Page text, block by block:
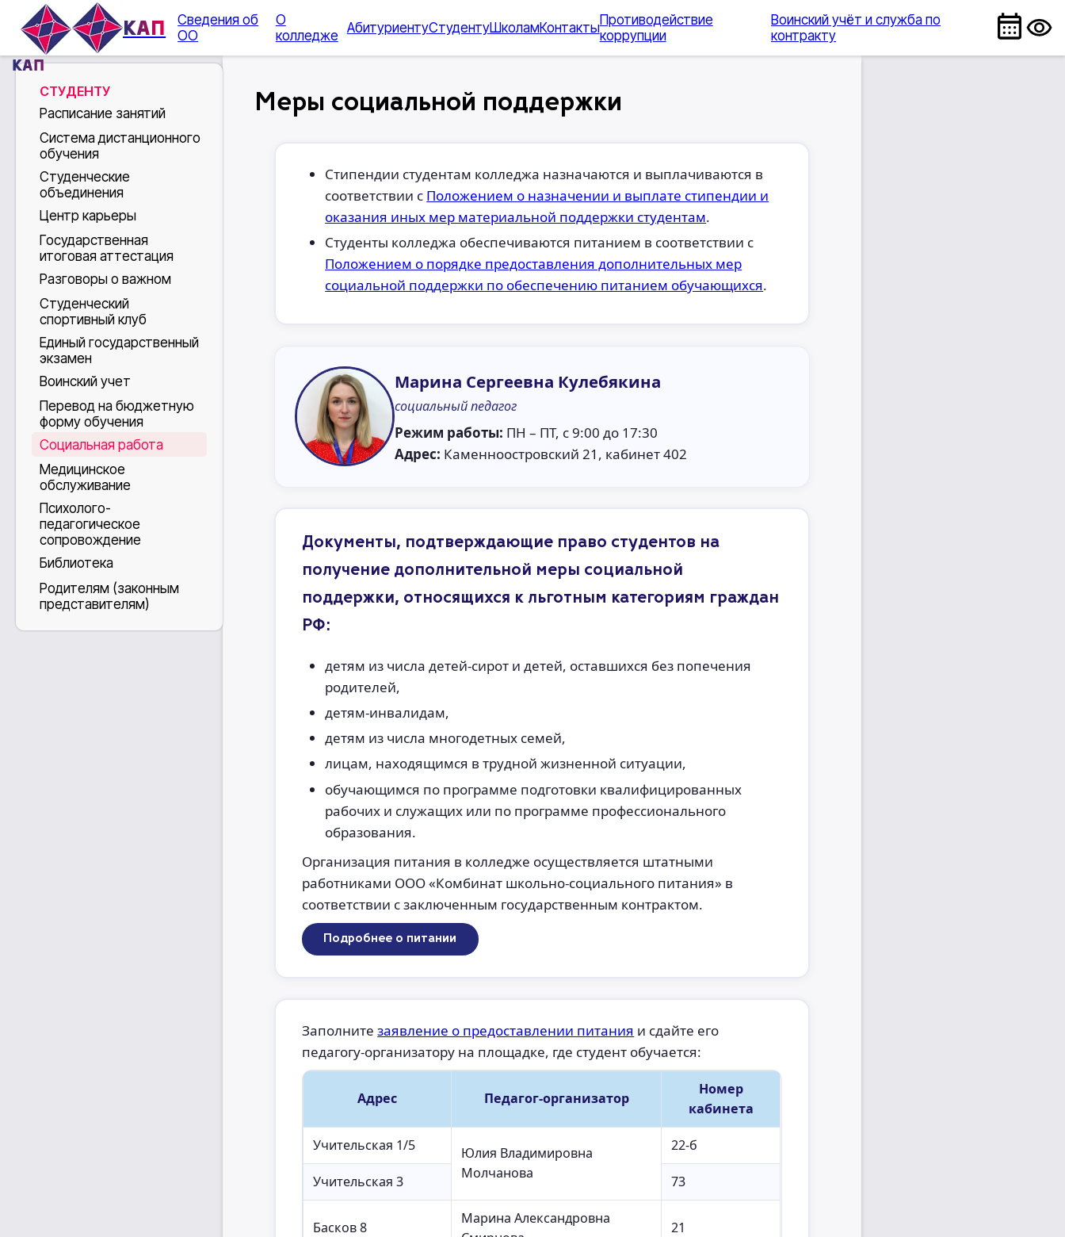
КАП
КАП
Сведения об
ОО
О
колледже АбитуриентуСтудентуШколамКонтактыПротиводействие
коррупции
Воинский учёт и служба по
контракту
СТУДЕНТУ
Расписание занятий
Система дистанционного
обучения
Студенческие
объединения
Центр карьеры
Государственная
итоговая аттестация
Разговоры о важном
Студенческий
спортивный клуб
Единый государственный
экзамен
Воинский учет
Перевод на бюджетную
форму обучения
Социальная работа
Медицинское
обслуживание
Психолого-
педагогическое
сопровождение
Библиотека
Родителям (законным
представителям)
Меры социальной поддержки
Стипендии студентам колледжа назначаются и выплачиваются в
соответствии с Положением о назначении и выплате стипендии и
оказания иных мер материальной поддержки студентам.
Студенты колледжа обеспечиваются питанием в соответствии с
Положением о порядке предоставления дополнительных мер
социальной поддержки по обеспечению питанием обучающихся.
Марина Сергеевна Кулебякина
социальный педагог
Режим работы: ПН – ПТ, с 9:00 до 17:30
Адрес: Каменноостровский 21, кабинет 402
Документы, подтверждающие право студентов на
получение дополнительной меры социальной
поддержки, относящихся к льготным категориям граждан
РФ:
детям из числа детей-сирот и детей, оставшихся без попечения
родителей,
детям-инвалидам,
детям из числа многодетных семей,
лицам, находящимся в трудной жизненной ситуации,
обучающимся по программе подготовки квалифицированных
рабочих и служащих или по программе профессионального
образования.
Организация питания в колледже осуществляется штатными
работниками ООО «Комбинат школьно-социального питания» в
соответствии с заключенным государственным контрактом.
Подробнее о питании
Заполнитезаявление о предоставлении питания и сдайте его
педагогу-организатору на площадке, где студент обучается:
Адрес Педагог-организатор
Номер
кабинета
Учительская 1/5
Юлия Владимировна
Молчанова
22-б
Учительская 3 73
Басков 8
Марина Александровна
21